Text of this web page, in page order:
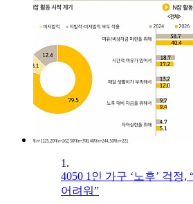
1.
4050 1인 가구 ‘노후’ 걱정,
어려워”